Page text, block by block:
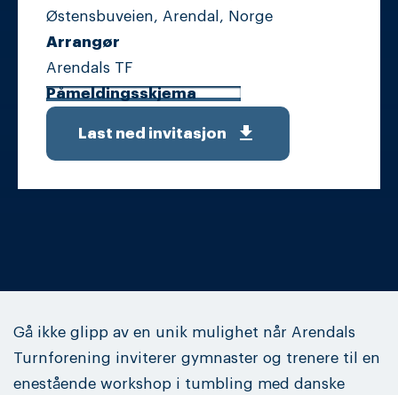
Østensbuveien, Arendal, Norge
Arrangør
Arendals TF
Påmeldingsskjema
Last ned invitasjon get_app
Gå ikke glipp av en unik mulighet når Arendals
Turnforening inviterer gymnaster og trenere til en
enestående workshop i tumbling med danske